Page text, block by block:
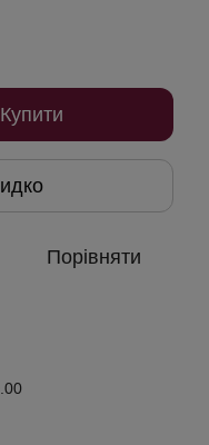
Купити
Порівняти